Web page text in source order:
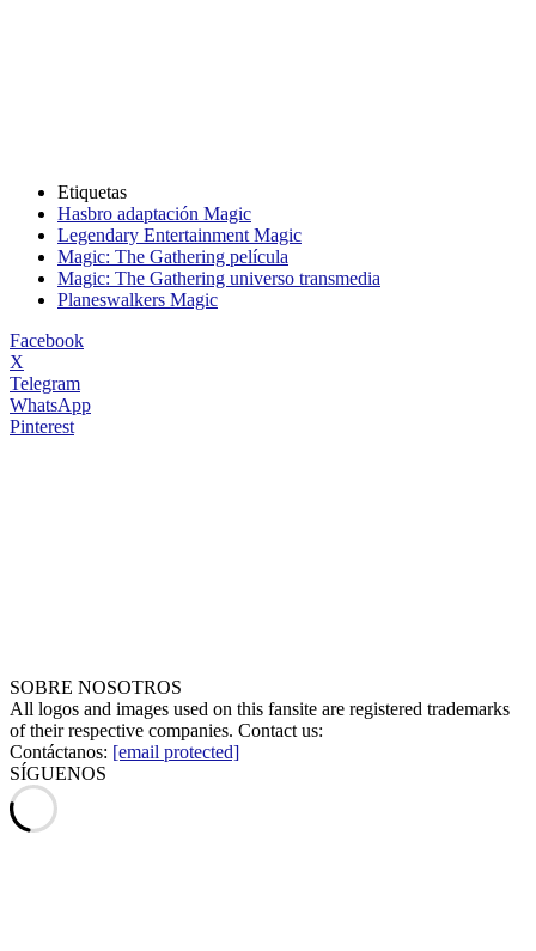
Etiquetas
Hasbro adaptación Magic
Legendary Entertainment Magic
Magic: The Gathering película
Magic: The Gathering universo transmedia
Planeswalkers Magic
Facebook
X
Telegram
WhatsApp
Pinterest
SOBRE NOSOTROS
All logos and images used on this fansite are registered trademarks
of their respective companies. Contact us:
Contáctanos: [email protected]
SÍGUENOS